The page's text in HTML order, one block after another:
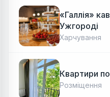
«Галлія»
Ужгороді
Харчування
Квартири
Розміщення